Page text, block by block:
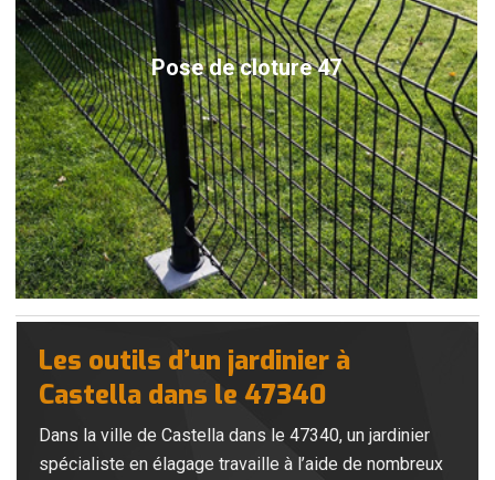
Pose de cloture 47
Les outils d’un jardinier à
Castella dans le 47340
Dans la ville de Castella dans le 47340, un jardinier
spécialiste en élagage travaille à l’aide de nombreux